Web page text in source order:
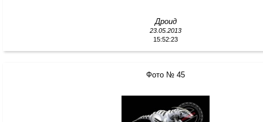
Дроид
23.05.2013
15:52:23
Фото № 45